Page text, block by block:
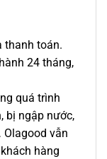
thanh toán.
24 tháng,
quá trình
bị ngập nước,
vẫn
hàng